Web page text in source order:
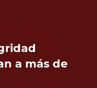
a más de